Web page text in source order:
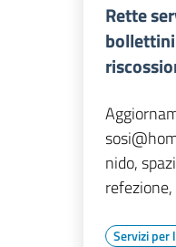
Rette
nido,
Servizi per